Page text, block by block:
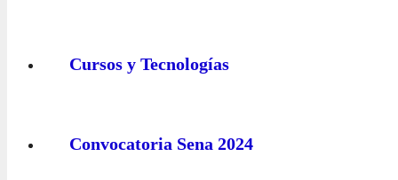
Cursos y Tecnologías
Convocatoria Sena 2024